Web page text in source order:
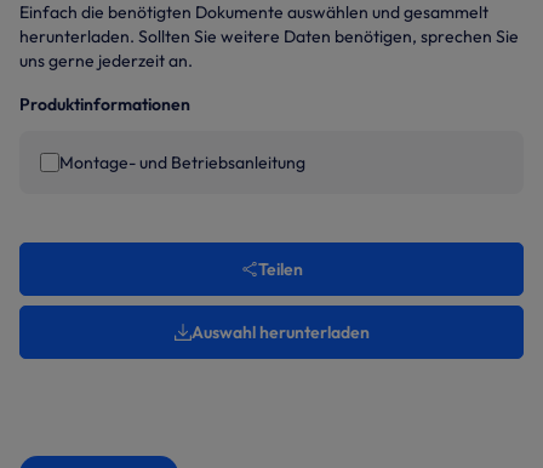
Einfach die benötigten Dokumente auswählen und gesammelt
herunterladen. Sollten Sie weitere Daten benötigen, sprechen Sie
uns gerne jederzeit an.
Produktinformationen
Montage- und Betriebsanleitung
Teilen
Auswahl herunterladen